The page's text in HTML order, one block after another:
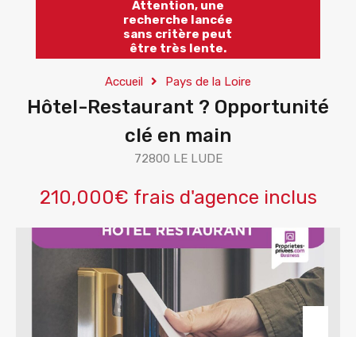
Attention, une
recherche lancée
sans critère peut
être très lente.
Accueil Pays de la Loire
Hôtel-Restaurant ? Opportunité
clé en main
72800 LE LUDE
210,000€ frais d'agence inclus